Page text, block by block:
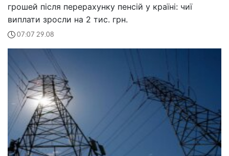
грошей після перерахунку пенсій у країні: чиї
виплати зросли на 2 тис. грн.
07:07 29.08